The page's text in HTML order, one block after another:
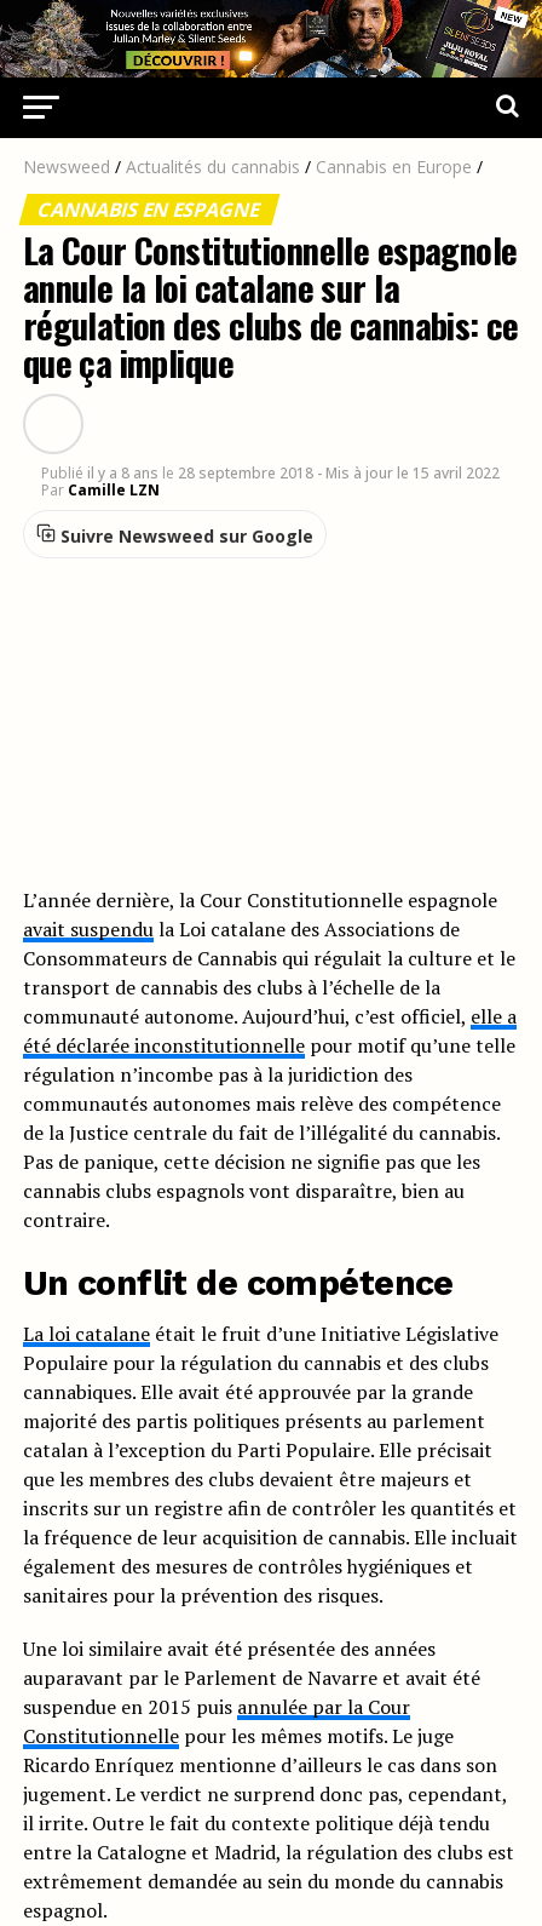
Newsweed / Actualités du cannabis / Cannabis en Europe /
CANNABIS EN ESPAGNE
La Cour Constitutionnelle espagnole
annule la loi catalane sur la
régulation des clubs de cannabis: ce
que ça implique
Publié il y a 8 ans le 28 septembre 2018 - Mis à jour le 15 avril 2022
Par Camille LZN
Suivre Newsweed sur Google
L’année dernière, la Cour Constitutionnelle espagnole
avait suspendula Loi catalane des Associations de
Consommateurs de Cannabis qui régulait la culture et le
transport de cannabis des clubs à l’échelle de la
communauté autonome. Aujourd’hui, c’est officiel, elle a
été déclarée inconstitutionnellepour motif qu’une telle
régulation n’incombe pas à la juridiction des
communautés autonomes mais relève des compétence
de la Justice centrale du fait de l’illégalité du cannabis.
Pas de panique, cette décision ne signifie pas que les
cannabis clubs espagnols vont disparaître, bien au
contraire.
Un conflit de compétence
La loi catalaneétait le fruit d’une Initiative Législative
Populaire pour la régulation du cannabis et des clubs
cannabiques. Elle avait été approuvée par la grande
majorité des partis politiques présents au parlement
catalan à l’exception du Parti Populaire. Elle précisait
que les membres des clubs devaient être majeurs et
inscrits sur un registre afin de contrôler les quantités et
la fréquence de leur acquisition de cannabis. Elle incluait
également des mesures de contrôles hygiéniques et
sanitaires pour la prévention des risques.
Une loi similaire avait été présentée des années
auparavant par le Parlement de Navarre et avait été
suspendue en 2015 puis annulée par la Cour
Constitutionnellepour les mêmes motifs. Le juge
Ricardo Enríquez mentionne d’ailleurs le cas dans son
jugement. Le verdict ne surprend donc pas, cependant,
il irrite. Outre le fait du contexte politique déjà tendu
entre la Catalogne et Madrid, la régulation des clubs est
extrêmement demandée au sein du monde du cannabis
espagnol.